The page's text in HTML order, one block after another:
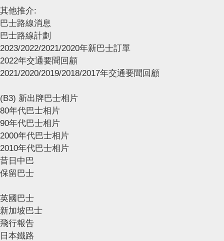
其他推介:
巴士路線消息
巴士路線計劃
2023/2022/2021/2020年新巴士訂單
2022年交通要聞回顧
2021/2020/2019/2018/2017年交通要聞回顧
(B3) 新出牌巴士相片
80年代巴士相片
90年代巴士相片
2000年代巴士相片
2010年代巴士相片
昔日中巴
保留巴士
英國巴士
新加坡巴士
飛行報告
日本鐵路